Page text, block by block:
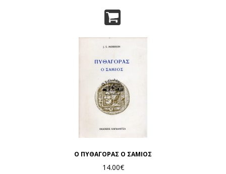
Ο ΠΥΘΑΓΟΡΑΣ Ο ΣΑΜΙΟΣ
14.00€